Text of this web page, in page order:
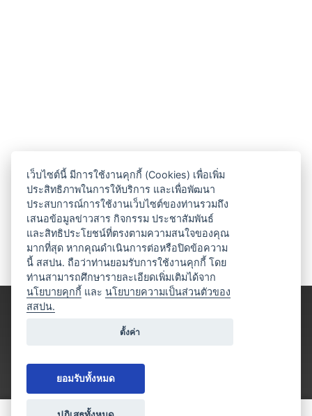
เว็บไซต์นี้ มีการใช้งานคุกกี้ (Cookies) เพื่อเพิ่ม
ประสิทธิภาพในการให้บริการ และเพื่อพัฒนา
ประสบการณ์การใช้งานเว็บไซต์ของท่านรวมถึง
เสนอข้อมูลข่าวสาร กิจกรรม ประชาสัมพันธ์
และสิทธิประโยชน์ที่ตรงตามความสนใจของคุณ
มากที่สุด หากคุณดำเนินการต่อหรือปิดข้อความ
นี้ สสปน. ถือว่าท่านยอมรับการใช้งานคุกกี้ โดย
ท่านสามารถศึกษารายละเอียดเพิ่มเติมได้จาก
นโยบายคุกกี้ และนโยบายความเป็นส่วนตัวของ
สสปน.
ตั้งค่า
ยอมรับทั้งหมด